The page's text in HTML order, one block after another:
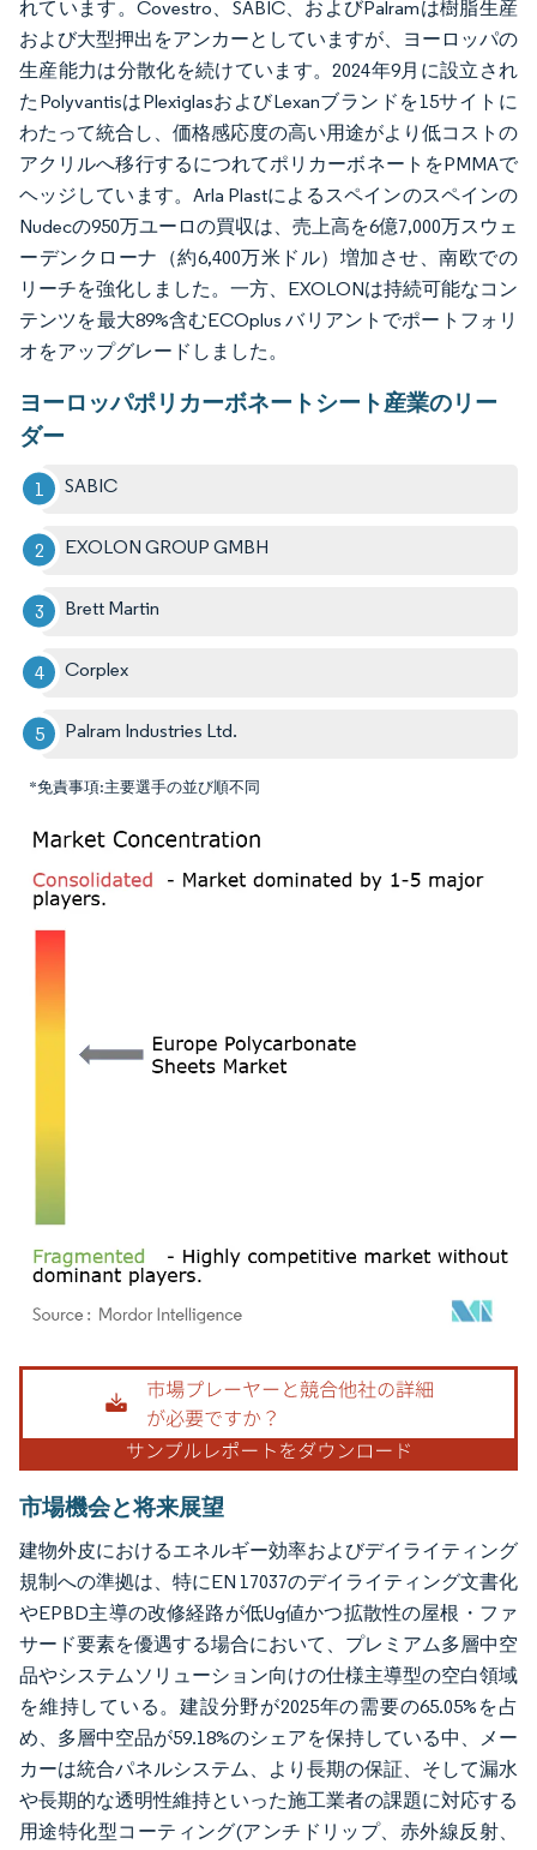
れています。Covestro、SABIC、およびPalramは樹脂生産
および大型押出をアンカーとしていますが、ヨーロッパの
生産能力は分散化を続けています。2024年9月に設立され
たPolyvantisはPlexiglasおよびLexanブランドを15サイトに
わたって統合し、価格感応度の高い用途がより低コストの
アクリルへ移行するにつれてポリカーボネートをPMMAで
ヘッジしています。Arla Plastによるスペインのスペインの
Nudecの950万ユーロの買収は、売上高を6億7,000万スウェ
ーデンクローナ（約6,400万米ドル）増加させ、南欧での
リーチを強化しました。一方、EXOLONは持続可能なコン
テンツを最大89%含むECOplus バリアントでポートフォリ
オをアップグレードしました。
ヨーロッパポリカーボネートシート産業のリー
ダー
SABIC
EXOLON GROUP GMBH
Brett Martin
Corplex
Palram Industries Ltd.
*免責事項:主要選手の並び順不同
画像 © Mordor Intelligence。再利用にはCC BY 4.0の表示が必要です。
市場機会と将来展望
建物外皮におけるエネルギー効率およびデイライティング
規制への準拠は、特にEN 17037のデイライティング文書化
やEPBD主導の改修経路が低Ug値かつ拡散性の屋根・ファ
サード要素を優遇する場合において、プレミアム多層中空
品やシステムソリューション向けの仕様主導型の空白領域
を維持している。建設分野が2025年の需要の65.05%を占
め、多層中空品が59.18%のシェアを保持している中、メー
カーは統合パネルシステム、より長期の保証、そして漏水
や長期的な透明性維持といった施工業者の課題に対応する
用途特化型コーティング(アンチドリップ、赤外線反射、